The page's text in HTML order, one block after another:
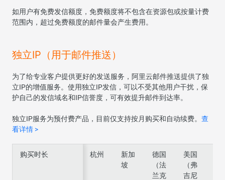
如用户有免费发信额度，免费额度将不包含在资源包或按量计费
范围内，超过免费额度的邮件量会产生费用。
独立IP（用于邮件推送）
为了给专业客户提供更好的发送服务，阿里云邮件推送提供了独
立IP的增值服务。使用独立IP发信，可以不受其他用户干扰，保
护自己的发信域名和IP信誉度，可有效提升邮件到达率。
独立IP服务为预付费产品，目前仅支持按月购买和自动续费。 查
看详情 >
购买时长 杭州
新加
坡
德国
（法
兰克
美国
（弗
吉尼
购买时长